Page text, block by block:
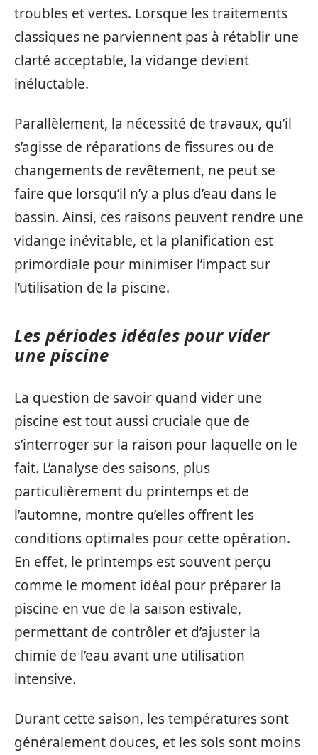
troubles et vertes. Lorsque les traitements
classiques ne parviennent pas à rétablir une
clarté acceptable, la vidange devient
inéluctable.
Parallèlement, la nécessité de travaux, qu’il
s’agisse de réparations de fissures ou de
changements de revêtement, ne peut se
faire que lorsqu’il n’y a plus d’eau dans le
bassin. Ainsi, ces raisons peuvent rendre une
vidange inévitable, et la planification est
primordiale pour minimiser l’impact sur
l’utilisation de la piscine.
Les périodes idéales pour vider
une piscine
La question de savoir quand vider une
piscine est tout aussi cruciale que de
s’interroger sur la raison pour laquelle on le
fait. L’analyse des saisons, plus
particulièrement du printemps et de
l’automne, montre qu’elles offrent les
conditions optimales pour cette opération.
En effet, le printemps est souvent perçu
comme le moment idéal pour préparer la
piscine en vue de la saison estivale,
permettant de contrôler et d’ajuster la
chimie de l’eau avant une utilisation
intensive.
Durant cette saison, les températures sont
généralement douces, et les sols sont moins